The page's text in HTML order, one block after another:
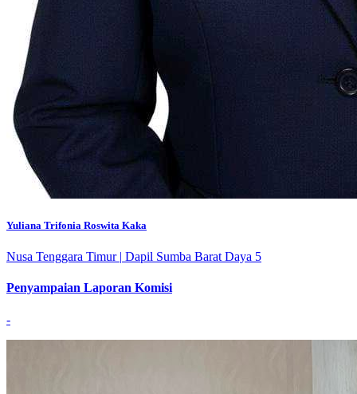
Yuliana Trifonia Roswita Kaka
Nusa Tenggara Timur | Dapil Sumba Barat Daya 5
Penyampaian Laporan Komisi
-